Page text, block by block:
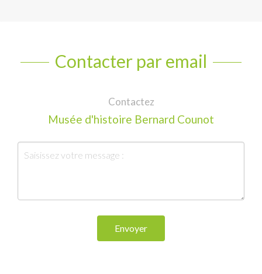
Contacter par email
Contactez
Musée d'histoire Bernard Counot
Envoyer